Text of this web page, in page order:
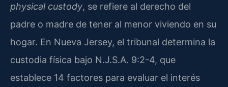
physical custody, se refiere al derecho del
padre o madre de tener al menor viviendo en su
hogar. En Nueva Jersey, el tribunal determina la
custodia física bajo N.J.S.A. 9:2-4, que
establece 14 factores para evaluar el interés